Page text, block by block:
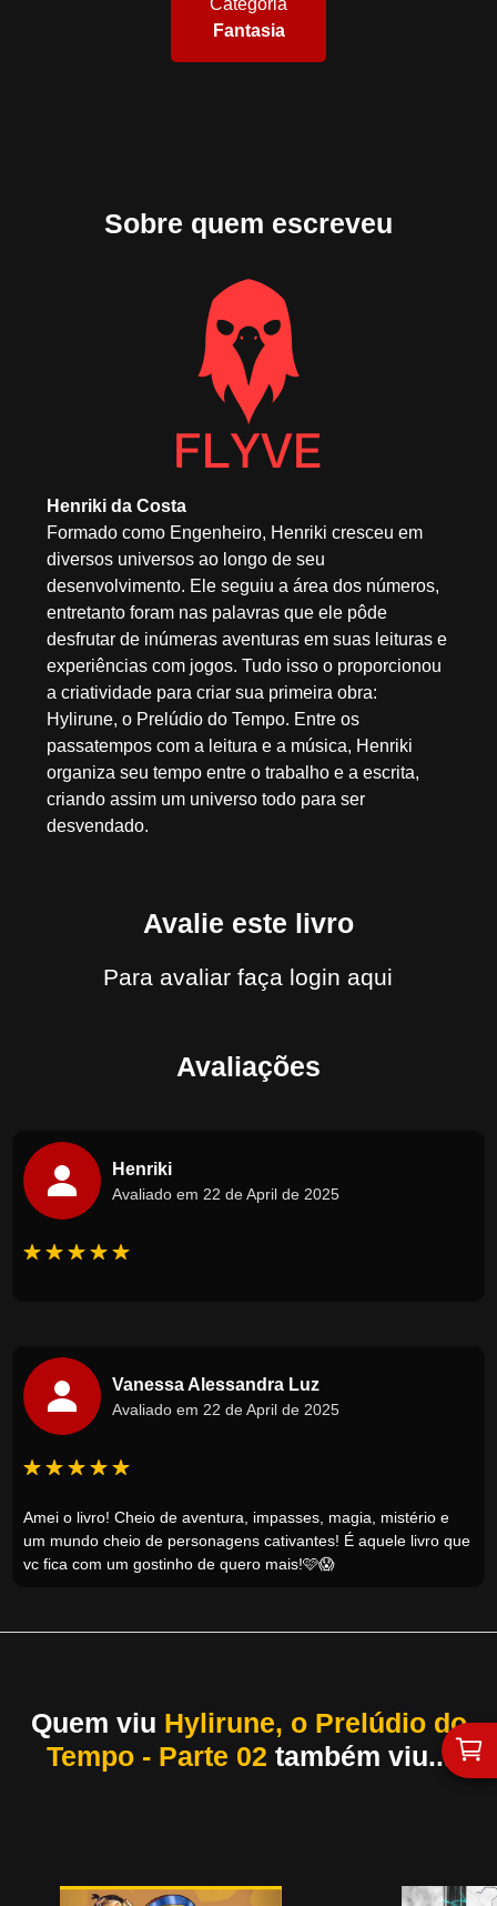
Categoria
Fantasia
Sobre quem escreveu
Henriki da Costa
Formado como Engenheiro, Henriki cresceu em
diversos universos ao longo de seu
desenvolvimento. Ele seguiu a área dos números,
entretanto foram nas palavras que ele pôde
desfrutar de inúmeras aventuras em suas leituras e
experiências com jogos. Tudo isso o proporcionou
a criatividade para criar sua primeira obra:
Hylirune, o Prelúdio do Tempo. Entre os
passatempos com a leitura e a música, Henriki
organiza seu tempo entre o trabalho e a escrita,
criando assim um universo todo para ser
desvendado.
Avalie este livro
Para avaliarfaça login aqui
Avaliações
Henriki
Avaliado em 22 de April de 2025
Vanessa Alessandra Luz
Avaliado em 22 de April de 2025
Amei o livro! Cheio de aventura, impasses, magia, mistério e
um mundo cheio de personagens cativantes! É aquele livro que
vc fica com um gostinho de quero mais!🩷😱
Quem viu Hylirune, o Prelúdio do
Tempo - Parte 02 também viu...